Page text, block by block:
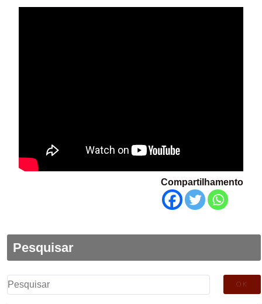
Compartilhamento
Pesquisar
Pesquisar
por: